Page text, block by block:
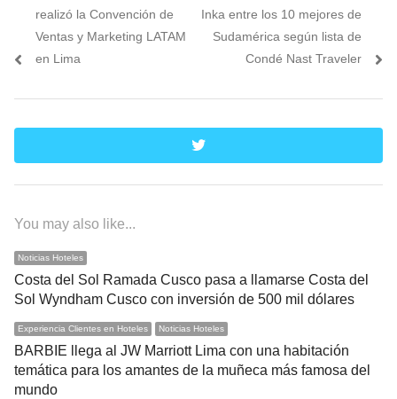
entradas
post:
realizó la Convención de
Ventas y Marketing LATAM
en Lima
post:
Inka entre los 10 mejores de
Sudamérica según lista de
Condé Nast Traveler
twitter
You may also like...
Noticias Hoteles
Costa del Sol Ramada Cusco pasa a llamarse Costa del
Sol Wyndham Cusco con inversión de 500 mil dólares
Experiencia Clientes en Hoteles Noticias Hoteles
BARBIE llega al JW Marriott Lima con una habitación
temática para los amantes de la muñeca más famosa del
mundo